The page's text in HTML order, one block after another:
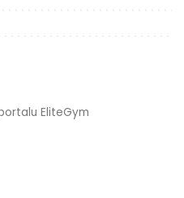
EliteGym